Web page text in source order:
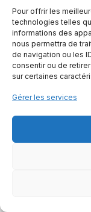
Pour offrir les
technologies telles
informations des
nous permettra de
de navigation ou les
consentir ou de
sur certaines
Gérer les services
conseillé pour les
exercices avec
sorties sur terrain
pas et au trot sur
de ne pas en
jamais et ne
Les guêtres
rôle. Les guêtres
soutien plus
pour le quotidien